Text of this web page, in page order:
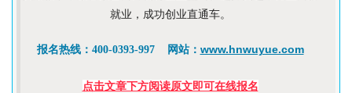
就业，成功创业直通车。
报名热线：400-0393-997 网站： www.hnwuyue.com
点击文章下方阅读原文即可在线报名